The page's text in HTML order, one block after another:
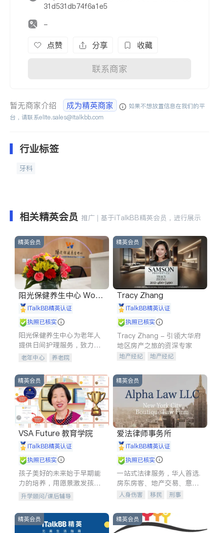
31d531db74f6a1e5
-
点赞 分享 收藏
联系商家
暂无商家介绍 成为精英商家
如果不想放置信息在我们的平
台，请联系elite.sales@italkbb.com
行业标签
牙科
相关精英会员 推广 | 基于iTalkBB精英会员，进行展示
精英会员
阳光保健养生中心 World
shine
iTalkBB精英认证
执照已核实
阳光保健养生中心为老年人
提供日间护理服务，致力于
通过持续的护理创新来有效
老年中心 养老院
精英会员
Tracy Zhang
iTalkBB精英认证
执照已核实
Tracy Zhang - 引领大华府
地区房产之旅的资深专家
地产经纪
地产经纪
商铺租售
精英会员
VSA Future 教育学院
iTalkBB精英认证
执照已核实
孩子美好的未来始于早期能
力的培养，用愿景激发孩子
的学习潜力和动力。理念：
拥有成长型心态是成功的基
石。
升学顾问/课后辅导
精英会员
爱法律师事务所
iTalkBB精英认证
执照已核实
一站式法律服务，华人首选.
房东房客、地产交易、意外
伤害、车祸重伤、商业诉
建筑合同、刑事案件全包办
人身伤害 移民
刑事
信托/遗嘱
商业
索赔
律师-其它 保释
精英会员 精英会员